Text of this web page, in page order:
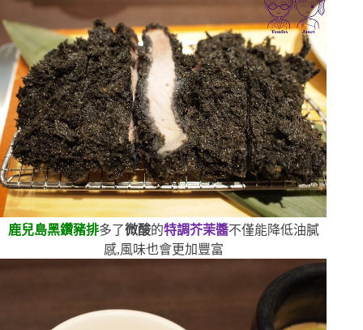
鹿兒島黑鑽豬排多了微酸的特調芥茉醬不僅能降低油膩
感,風味也會更加豐富